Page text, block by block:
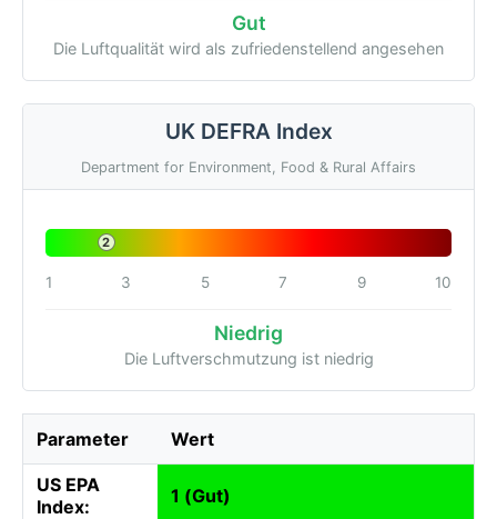
Gut
Die Luftqualität wird als zufriedenstellend angesehen
UK DEFRA Index
Department for Environment, Food & Rural Affairs
2
1 3 5 7 9 10
Niedrig
Die Luftverschmutzung ist niedrig
Parameter Wert
US EPA
Index:
1 (Gut)